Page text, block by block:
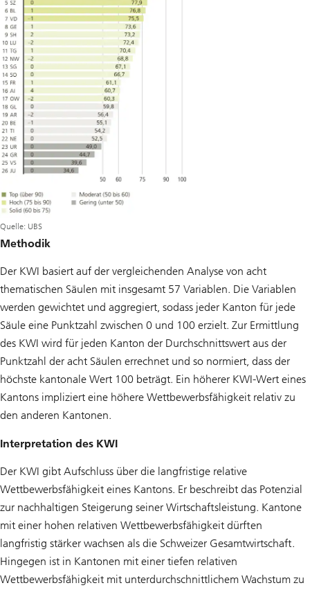
Quelle: UBS
Methodik
Der KWI basiert auf der vergleichenden Analyse von acht
thematischen Säulen mit insgesamt 57 Variablen. Die Variablen
werden gewichtet und aggregiert, sodass jeder Kanton für jede
Säule eine Punktzahl zwischen 0 und 100 erzielt. Zur Ermittlung
des KWI wird für jeden Kanton der Durchschnittswert aus der
Punktzahl der acht Säulen errechnet und so normiert, dass der
höchste kantonale Wert 100 beträgt. Ein höherer KWI-Wert eines
Kantons impliziert eine höhere Wettbewerbsfähigkeit relativ zu
den anderen Kantonen.
Interpretation des KWI
Der KWI gibt Aufschluss über die langfristige relative
Wettbewerbsfähigkeit eines Kantons. Er beschreibt das Potenzial
zur nachhaltigen Steigerung seiner Wirtschaftsleistung. Kantone
mit einer hohen relativen Wettbewerbsfähigkeit dürften
langfristig stärker wachsen als die Schweizer Gesamtwirtschaft.
Hingegen ist in Kantonen mit einer tiefen relativen
Wettbewerbsfähigkeit mit unterdurchschnittlichem Wachstum zu